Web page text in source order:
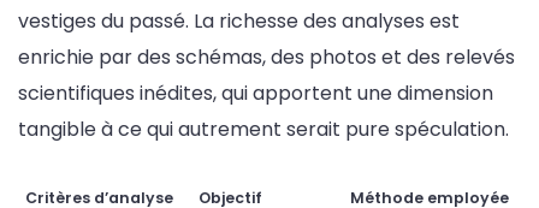
vestiges du passé. La richesse des analyses est
enrichie par des schémas, des photos et des relevés
scientifiques inédites, qui apportent une dimension
tangible à ce qui autrement serait pure spéculation.
Critères d’analyse Objectif Méthode employée